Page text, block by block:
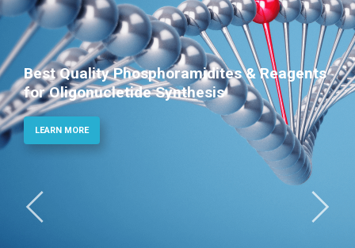
Best Quality Phosphoramidites & Reagents
for Oligonucletide Synthesis
LEARN MORE